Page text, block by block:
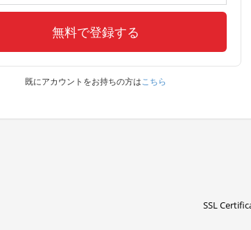
無料で登録する
既にアカウントをお持ちの方はこちら
SSL